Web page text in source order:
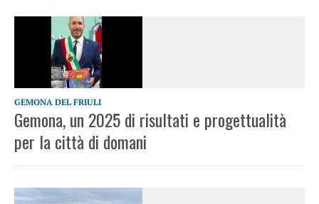
GEMONA DEL FRIULI
Gemona, un 2025 di risultati e progettualità
per la città di domani